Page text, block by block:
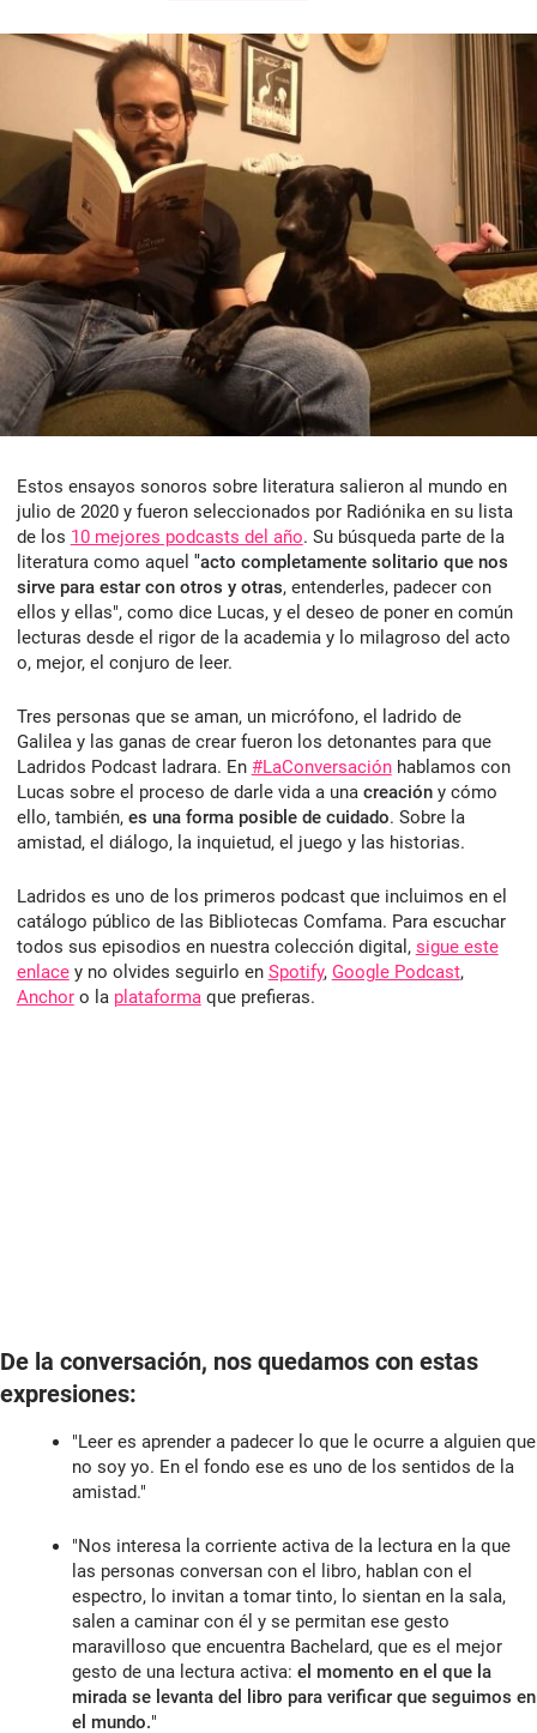
Estos ensayos sonoros sobre literatura salieron al mundo en
julio de 2020 y fueron seleccionados por Radiónika en su lista
de los 10 mejores podcasts del año. Su búsqueda parte de la
literatura como aquel "acto completamente solitario que nos
sirve para estar con otros y otras, entenderles, padecer con
ellos y ellas", como dice Lucas, y el deseo de poner en común
lecturas desde el rigor de la academia y lo milagroso del acto
o, mejor, el conjuro de leer.
Tres personas que se aman, un micrófono, el ladrido de
Galilea y las ganas de crear fueron los detonantes para que
Ladridos Podcast ladrara. En #LaConversaciónhablamos con
Lucas sobre el proceso de darle vida a una creacióny cómo
ello, también,es una forma posible de cuidado. Sobre la
amistad, el diálogo, la inquietud, el juego y las historias.
Ladridos es uno de los primeros podcast que incluimos en el
catálogo público de las Bibliotecas Comfama. Para escuchar
todos sus episodios en nuestra colección digital, sigue este
enlacey no olvides seguirlo en Spotify, Google Podcast,
Anchoro la plataformaque prefieras.
De la conversación, nos quedamos con estas
expresiones:
"Leer es aprender a padecer lo que le ocurre a alguien que
no soy yo. En el fondo ese es uno de los sentidos de la
amistad."
"Nos interesa la corriente activa de la lectura en la que
las personas conversan con el libro, hablan con el
espectro, lo invitan a tomar tinto, lo sientan en la sala,
salen a caminar con él y se permitan ese gesto
maravilloso que encuentra Bachelard, que es el mejor
gesto de una lectura activa: el momento en el que la
mirada se levanta del libro para verificar que seguimos en
el mundo."